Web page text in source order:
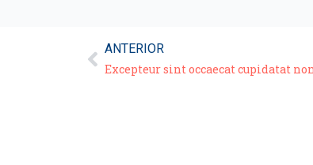
ANTERIOR
Excepteur sint occaecat cupidatat